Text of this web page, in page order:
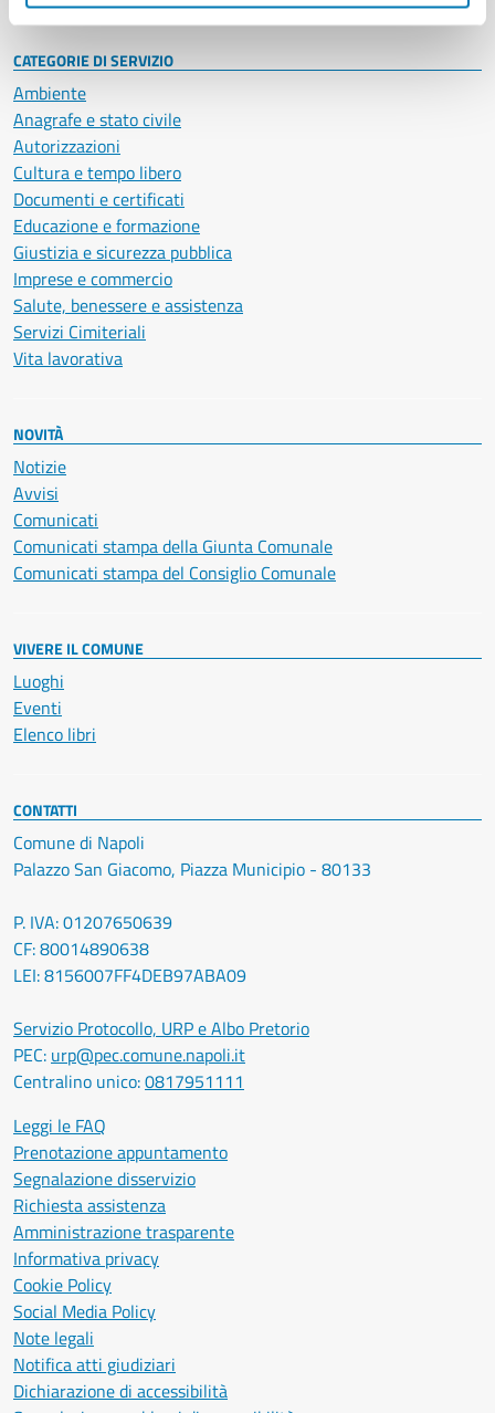
CATEGORIE DI SERVIZIO
Ambiente
Anagrafe e stato civile
Autorizzazioni
Cultura e tempo libero
Documenti e certificati
Educazione e formazione
Giustizia e sicurezza pubblica
Imprese e commercio
Salute, benessere e assistenza
Servizi Cimiteriali
Vita lavorativa
NOVITÀ
Notizie
Avvisi
Comunicati
Comunicati stampa della Giunta Comunale
Comunicati stampa del Consiglio Comunale
VIVERE IL COMUNE
Luoghi
Eventi
Elenco libri
CONTATTI
Comune di Napoli
Palazzo San Giacomo, Piazza Municipio - 80133
P. IVA: 01207650639
CF: 80014890638
LEI: 8156007FF4DEB97ABA09
Servizio Protocollo, URP e Albo Pretorio
PEC: urp@pec.comune.napoli.it
Centralino unico:0817951111
Leggi le FAQ
Prenotazione appuntamento
Segnalazione disservizio
Richiesta assistenza
Amministrazione trasparente
Informativa privacy
Cookie Policy
Social Media Policy
Note legali
Notifica atti giudiziari
Dichiarazione di accessibilità